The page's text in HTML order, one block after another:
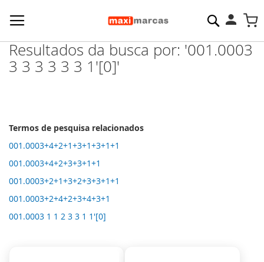
Pesquisa
Resultados da busca por: '001.0003
3 3 3 3 3 3 1'[0]'
Termos de pesquisa relacionados
001.0003+4+2+1+3+1+3+1+1
001.0003+4+2+3+3+1+1
001.0003+2+1+3+2+3+3+1+1
001.0003+2+4+2+3+4+3+1
001.0003 1 1 2 3 3 1 1'[0]